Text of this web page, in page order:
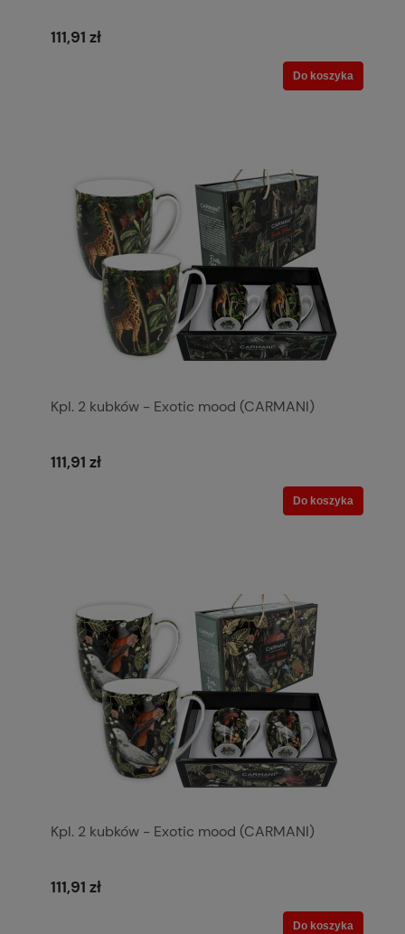
111,91 zł
Do koszyka
Kpl. 2 kubków - Exotic mood (CARMANI)
111,91 zł
Do koszyka
Kpl. 2 kubków - Exotic mood (CARMANI)
111,91 zł
Do koszyka